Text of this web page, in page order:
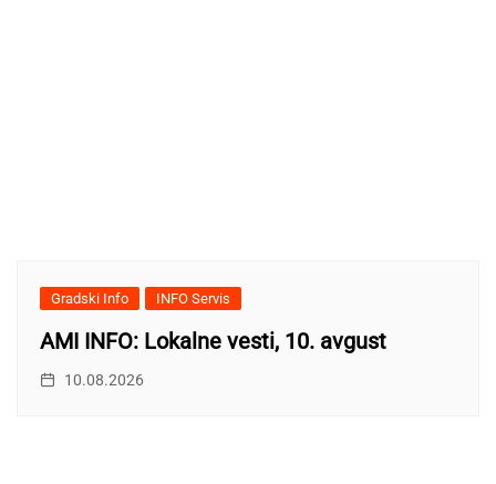
Gradski Info INFO Servis
AMI INFO: Lokalne vesti, 10. avgust
10.08.2026